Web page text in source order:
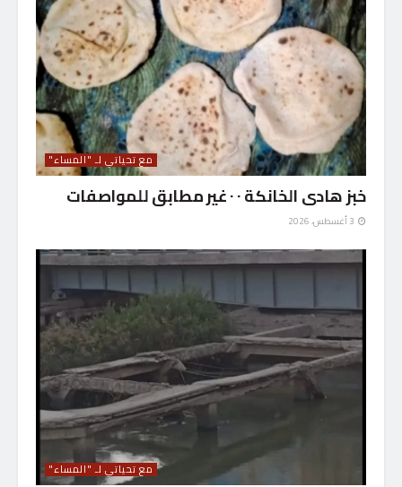
مع تحياتي لـ "المساء"
خبز هادى الخانكة ٠ ٠ غير مطابق للمواصفات
مع تحياتي لـ "المساء"